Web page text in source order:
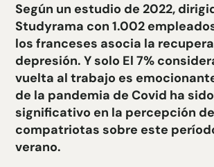
Según un estudio de 2022,
Studyrama con 1.002
los franceses asocia la
depresión. Y solo El 7%
vuelta al trabajo es
de la pandemia de Covid ha
significativo en la percepción
compatriotas sobre este
verano.